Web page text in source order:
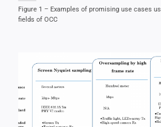
Figure 1 – Examples of promising use cases
fields of OCC